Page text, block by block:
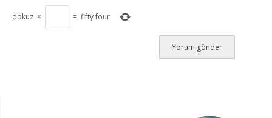
dokuz × = fifty four